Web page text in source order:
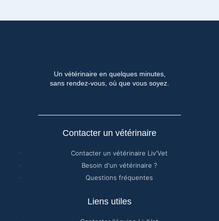
Un vétérinaire en quelques minutes,
sans rendez-vous, où que vous soyez.
Contacter un vétérinaire
Contacter un vétérinaire Liv'Vet
Besoin d'un vétérinaire ?
Questions fréquentes
Liens utiles